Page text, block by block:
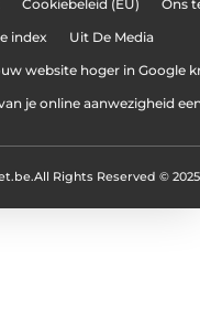
Cookiebeleid (EU) Ons
index Uit De Media
website hoger in Google
je online aanwezigheid
All Rights Reserved © 2025